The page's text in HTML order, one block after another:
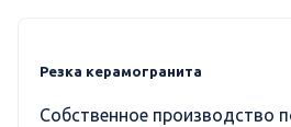
Резка керамогранита
Собственное производство